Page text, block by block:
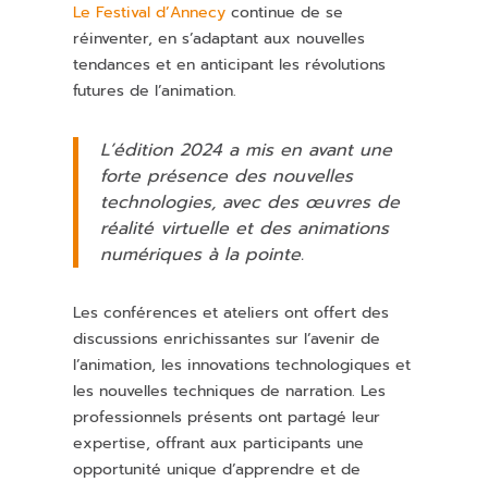
Le Festival d’Annecy continue de se
réinventer, en s’adaptant aux nouvelles
tendances et en anticipant les révolutions
futures de l’animation.
L’édition 2024 a mis en avant une
forte présence des nouvelles
technologies, avec des œuvres de
réalité virtuelle et des animations
numériques à la pointe.
Les conférences et ateliers ont offert des
discussions enrichissantes sur l’avenir de
l’animation, les innovations technologiques et
les nouvelles techniques de narration. Les
professionnels présents ont partagé leur
expertise, offrant aux participants une
opportunité unique d’apprendre et de